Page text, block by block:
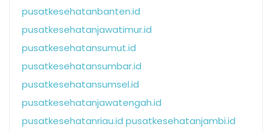
pusatkesehatanbanten.id
pusatkesehatanjawatimur.id
pusatkesehatansumut.id
pusatkesehatansumbar.id
pusatkesehatansumsel.id
pusatkesehatanjawatengah.id
pusatkesehatanriau.id pusatkesehatanjambi.id